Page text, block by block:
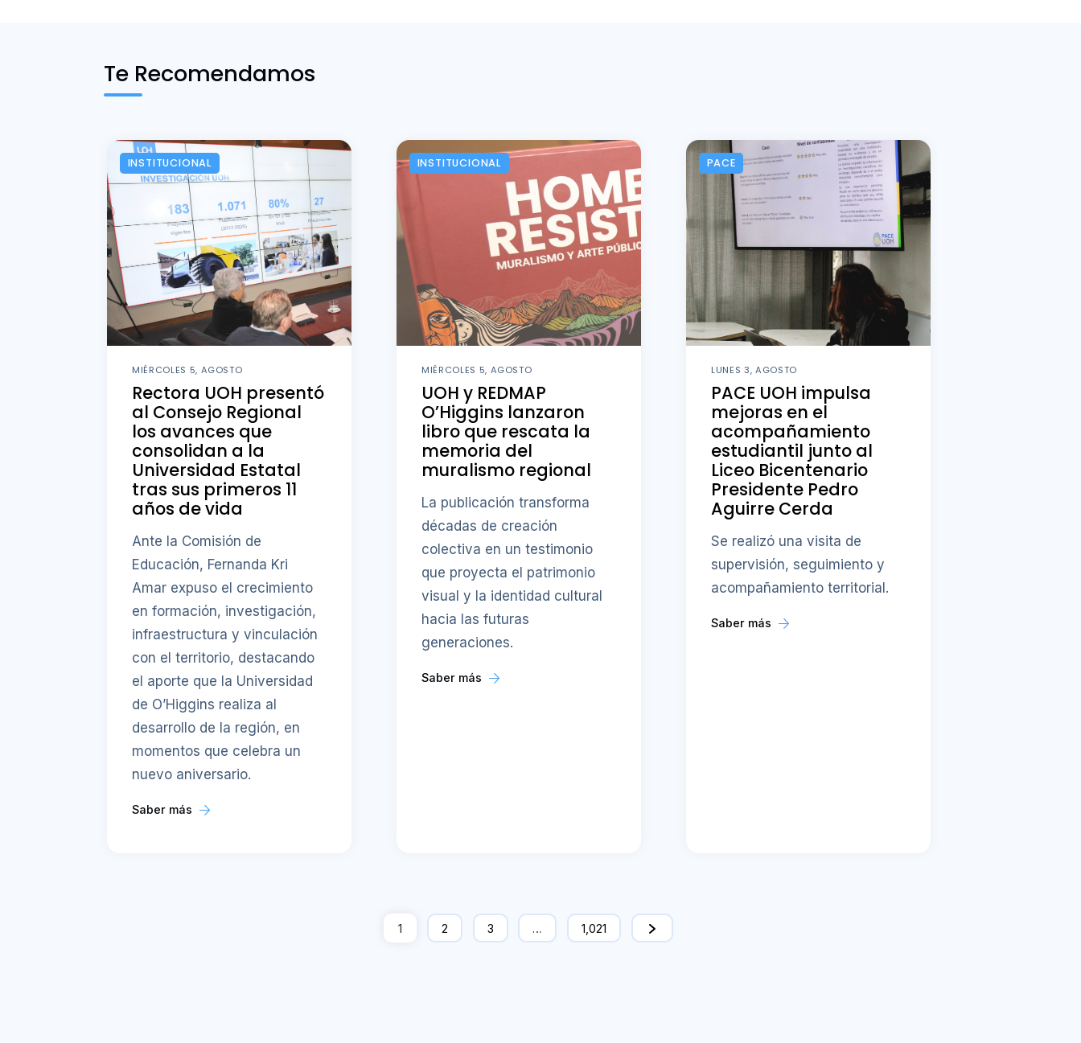
Te Recomendamos
INSTITUCIONAL
MIÉRCOLES 5, AGOSTO
Rectora UOH presentó
al Consejo Regional
los avances que
consolidan a la
Universidad Estatal
tras sus primeros 11
años de vida
Ante la Comisión de
Educación, Fernanda Kri
Amar expuso el crecimiento
en formación, investigación,
infraestructura y vinculación
con el territorio, destacando
el aporte que la Universidad
de O’Higgins realiza al
desarrollo de la región, en
momentos que celebra un
nuevo aniversario.
Saber más
INSTITUCIONAL
MIÉRCOLES 5, AGOSTO
UOH y REDMAP
O’Higgins lanzaron
libro que rescata la
memoria del
muralismo regional
La publicación transforma
décadas de creación
colectiva en un testimonio
que proyecta el patrimonio
visual y la identidad cultural
hacia las futuras
generaciones.
Saber más
PACE
LUNES 3, AGOSTO
PACE UOH impulsa
mejoras en el
acompañamiento
estudiantil junto al
Liceo Bicentenario
Presidente Pedro
Aguirre Cerda
Se realizó una visita de
supervisión, seguimiento y
acompañamiento territorial.
Saber más
1 2 3 … 1,021